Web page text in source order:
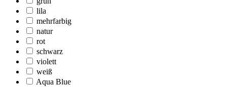
lila
mehrfarbig
natur
rot
schwarz
violett
weiß
Aqua Blue